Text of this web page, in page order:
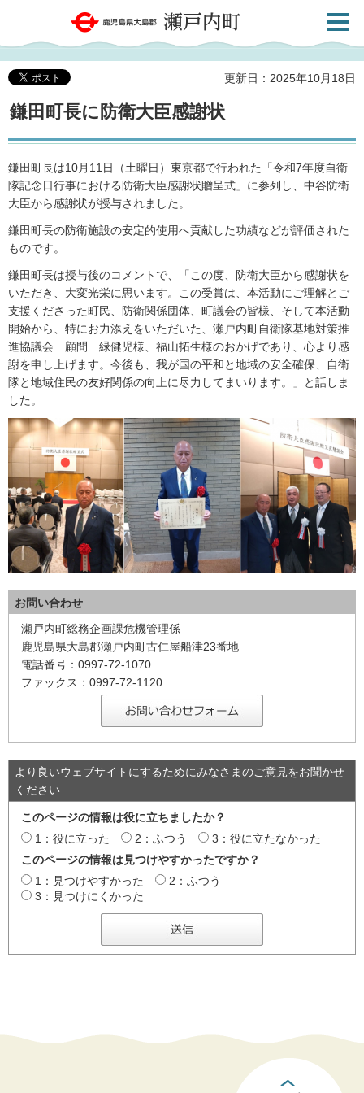
鹿児島県大島郡 瀬戸内町
共通メ
更新日：2025年10月18日
鎌田町長に防衛大臣感謝状
鎌田町長は10月11日（土曜日）東京都で行われた「令和7年度自衛
隊記念日行事における防衛大臣感謝状贈呈式」に参列し、中谷防衛
大臣から感謝状が授与されました。
鎌田町長の防衛施設の安定的使用へ貢献した功績などが評価された
ものです。
鎌田町長は授与後のコメントで、「この度、防衛大臣から感謝状を
いただき、大変光栄に思います。この受賞は、本活動にご理解とご
支援くださった町民、防衛関係団体、町議会の皆様、そして本活動
開始から、特にお力添えをいただいた、瀬戸内町自衛隊基地対策推
進協議会 顧問 緑健児様、福山拓生様のおかげであり、心より感
謝を申し上げます。今後も、我が国の平和と地域の安全確保、自衛
隊と地域住民の友好関係の向上に尽力してまいります。」と話しま
した。
お問い合わせ
瀬戸内町総務企画課危機管理係
鹿児島県大島郡瀬戸内町古仁屋船津23番地
電話番号：0997-72-1070
ファックス：0997-72-1120
より良いウェブサイトにするためにみなさまのご意見をお聞かせ
ください
このページの情報は役に立ちましたか？
1：役に立った
2：ふつう
3：役に立たなかった
このページの情報は見つけやすかったですか？
1：見つけやすかった
2：ふつう
3：見つけにくかった